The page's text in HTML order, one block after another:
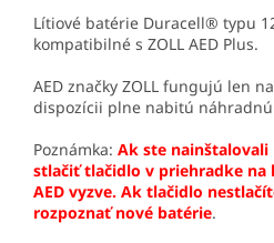
Lítiové batérie Duracell® typu
kompatibilné s ZOLL AED Plus.
AED značky ZOLL fungujú len
dispozícii plne nabitú
Poznámka: Ak ste
stlačiť tlačidlo v priehradke na
AED vyzve. Ak tlačidlo
rozpoznať nové batérie.